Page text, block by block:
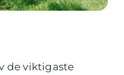
de viktigaste